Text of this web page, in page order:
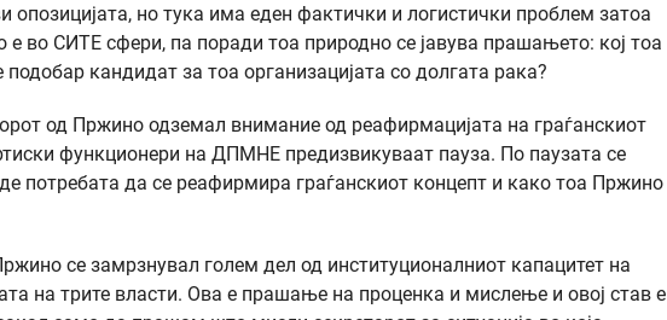
но тука има еден фактички и логистички проблем затоа
во СИТЕ сфери, па поради тоа природно се јавува прашањето: кој тоа
кандидат за тоа организацијата со долгата рака?
од Пржино одземал внимание од реафирмацијата на граѓанскиот
функционери на ДПМНЕ предизвикуваат пауза. По паузата се
потребата да се реафирмира граѓанскиот концепт и како тоа Пржино
се замрзнувал голем дел од институционалниот капацитет на
на трите власти. Ова е прашање на проценка и мислење и овој став е